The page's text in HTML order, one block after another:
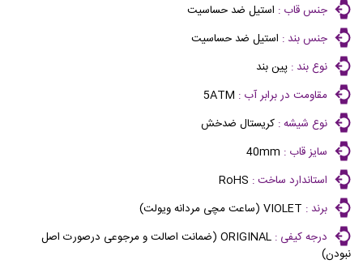
جنس قاب : استیل ضد حساسیت
جنس بند : استیل ضد حساسیت
نوع بند : پین بند
مقاومت در برابر آب : 5ATM
نوع شیشه : کریستال ضدخش
سایز قاب : 40mm
استاندارد ساخت : RoHS
برند : VIOLET (ساعت مچی مردانه ویولت)
درجه کیفی :
ORIGINAL (ضمانت اصالت و مرجوعی درصورت اصل
نبودن)